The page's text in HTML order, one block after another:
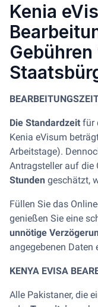
Kenia
Die Standardzeit für
Kenia eVisum
Arbeitstage).
Antragsteller auf die
Stunden geschätzt,
Füllen Sie das
genießen Sie eine
unnötige
angegebenen Daten
KENYA EVISA
Alle Pakistaner, die